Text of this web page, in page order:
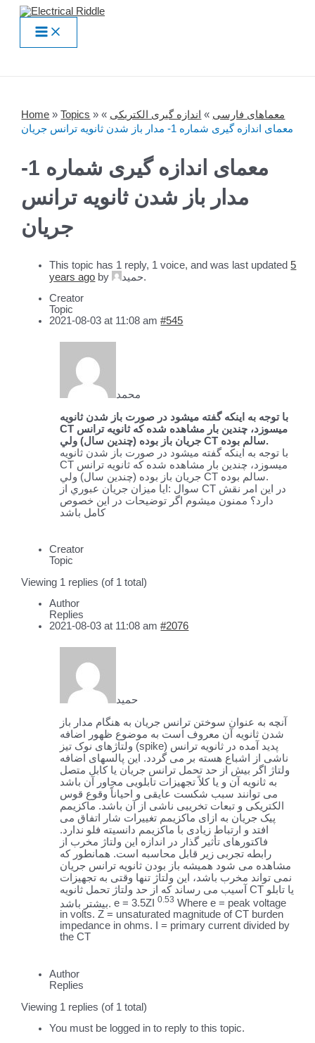
Skip
contentMain
Menu
Home »Topics » معماهای فارسی » اندازه گیری الکتریکی »
معمای اندازه گیری شماره 1- مدار باز شدن ثانویه ترانس جریان
معمای اندازه گیری شماره 1-
مدار باز شدن ثانویه ترانس
جریان
This topic has 1 reply, 1 voice, and was last updated5
years ago by حمید.
Creator
Topic
2021-08-03 at 11:08 am #545
محمد
با توجه به اينكه گفته ميشود در صورت باز شدن ثانويه
CT ميسوزد، چندين بار مشاهده شده كه ثانويه ترانس
جريان باز بوده (چندين سال) ولي CT سالم بوده.
با توجه به اينكه گفته ميشود در صورت باز شدن ثانويه
CT ميسوزد، چندين بار مشاهده شده كه ثانويه ترانس
جريان باز بوده (چندين سال) ولي CT سالم بوده.
سوال :ايا ميزان جريان عبوري از CT در اين امر نقش
دارد؟ ممنون ميشوم اگر توضيحات در اين خصوص
كامل باشد
Creator
Topic
Viewing 1 replies (of 1 total)
Author
Replies
2021-08-03 at 11:08 am #2076
حمید
آنچه به عنوان سوختن ترانس جریان به هنگام مدار باز
شدن ثانویه آن معروف است به موضوع ظهور اضافه
ولتاژهای نوک تیز (spike) پدید آمده در ثانویه ترانس
ناشی از اشباع هسته بر می گردد. این پالسهای اضافه
ولتاژ اگر بیش از حد تحمل ترانس جریان یا کابل متصل
به ثانویه آن و یا کلاً تجهیزات تابلویی مجاور آن باشد
می توانند سبب شکست عایقی و احیاناً وقوع قوس
الکتریکی و تبعات تخریبی ناشی از آن باشد. ماکزیمم
پیک جریان به ازای ماکزیمم تغییرات شار اتفاق می
افتد و ارتباط زیادی با ماکزیمم دانسیته فلو ندارد.
فاکتورهای تأثیر گذار در اندازه این ولتاژ مخرب از
رابطه تجربی زیر قابل محاسبه است. همانطور که
مشاهده می شود همیشه باز بودن ثانویه ترانس جریان
نمی تواند مخرب باشد، این ولتاژ تنها وقتی به تجهیزات
آسیب می رساند که از حد ولتاژ تحمل ثانویه CT یا تابلو
بیشتر باشد.e = 3.5ZI0.53 Where e = peak voltage
in volts. Z = unsaturated magnitude of CT burden
impedance in ohms. I = primary current divided by
the CT
Author
Replies
Viewing 1 replies (of 1 total)
You must be logged in to reply to this topic.